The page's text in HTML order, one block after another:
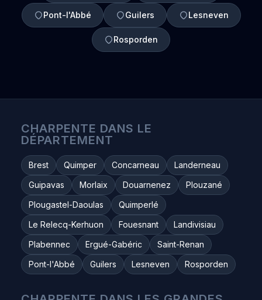
Pont-l'Abbé Guilers Lesneven
Rosporden
CHARPENTE DANS LE
DÉPARTEMENT
Brest Quimper Concarneau
Landerneau
Guipavas
Morlaix Douarnenez
Plouzané
Plougastel-Daoulas
Quimperlé
Le Relecq-Kerhuon
Fouesnant
Landivisiau
Plabennec
Ergué-Gabéric
Saint-Renan
Pont-l'Abbé
Guilers Lesneven Rosporden